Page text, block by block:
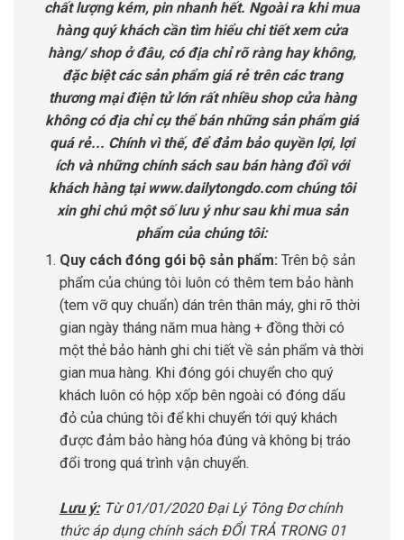
chất lượng kém, pin nhanh hết. Ngoài ra khi mua
hàng quý khách cần tìm hiểu chi tiết xem cửa
hàng/ shop ở đâu, có địa chỉ rõ ràng hay không,
đặc biệt các sản phẩm giá rẻ trên các trang
thương mại điện tử lớn rất nhiều shop cửa hàng
không có địa chỉ cụ thể bán những sản phẩm giá
quá rẻ... Chính vì thế, để đảm bảo quyền lợi, lợi
ích và những chính sách sau bán hàng đối với
khách hàng tại www.dailytongdo.com chúng tôi
xin ghi chú một số lưu ý như sau khi mua sản
phẩm của chúng tôi:
Quy cách đóng gói bộ sản phẩm: Trên bộ sản
phẩm của chúng tôi luôn có thêm tem bảo hành
(tem vỡ quy chuẩn) dán trên thân máy, ghi rõ thời
gian ngày tháng năm mua hàng + đồng thời có
một thẻ bảo hành ghi chi tiết về sản phẩm và thời
gian mua hàng. Khi đóng gói chuyển cho quý
khách luôn có hộp xốp bên ngoài có đóng dấu
đỏ của chúng tôi để khi chuyển tới quý khách
được đảm bảo hàng hóa đúng và không bị tráo
đổi trong quá trình vận chuyển.
Lưu ý: Từ 01/01/2020 Đại Lý Tông Đơ chính
thức áp dụng chính sách ĐỔI TRẢ TRONG 01